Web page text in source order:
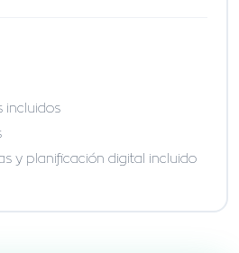
incluidos
y planificación digital incluido